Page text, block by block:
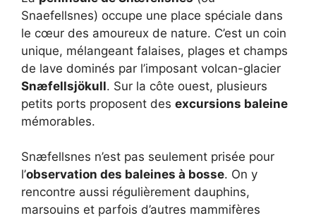
Snaefellsnes) occupe une place spéciale dans
le cœur des amoureux de nature. C’est un coin
unique, mélangeant falaises, plages et champs
de lave dominés par l’imposant volcan-glacier
Snæfellsjökull. Sur la côte ouest, plusieurs
petits ports proposent des excursions baleine
mémorables.
Snæfellsnes n’est pas seulement prisée pour
l’observation des baleines à bosse. On y
rencontre aussi régulièrement dauphins,
marsouins et parfois d’autres mammifères